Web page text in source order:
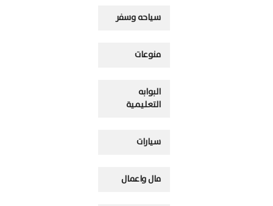
سياحه وسفر
منوعات
البوابه
التعليمية
سيارات
مال واعمال